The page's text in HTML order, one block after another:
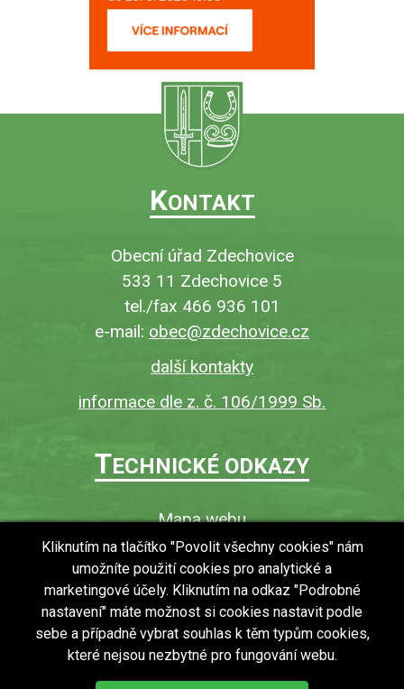
KONTAKT
Obecní úřad Zdechovice
533 11 Zdechovice 5
tel./fax 466 936 101
e-mail: obec@zdechovice.cz
další kontakty
informace dle z. č. 106/1999 Sb.
TECHNICKÉ ODKAZY
Mapa webu
O webu
Povinně zveřejňované informace
Ochrana osobních údajů (GDPR)
Vyhledávání
RSS
Kliknutím na tlačítko "Povolit všechny cookies" nám
umožníte použití cookies pro analytické a
marketingové účely. Kliknutím na odkaz "Podrobné
nastavení" máte možnost si cookies nastavit podle
sebe a případně vybrat souhlas k těm typům cookies,
které nejsou nezbytné pro fungování webu.